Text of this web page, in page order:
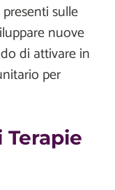
sulle
nuove
di attivare in
per